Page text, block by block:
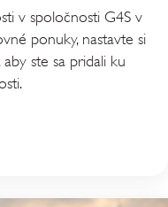
v spoločnosti G4S v
ponuky, nastavte si
ste sa pridali ku